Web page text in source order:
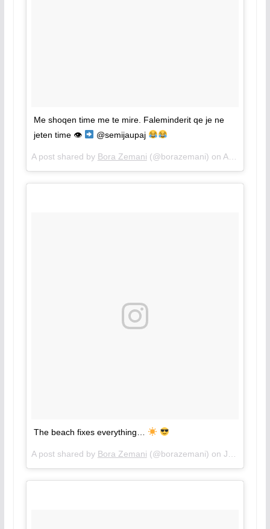
Me shoqen time me te mire. Faleminderit qe je ne
jeten time 👁
@semijaupaj
A post shared by Bora Zemani (@borazemani) on Aug 4, 2018 at 10:45am PDT
The beach fixes everything…
A post shared by Bora Zemani (@borazemani) on Jul 9, 2018 at 3:23am PDT